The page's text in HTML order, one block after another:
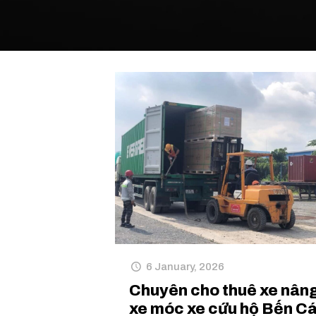
6 January, 2026
Chuyên cho thuê xe
xe móc xe cứu hộ Bến